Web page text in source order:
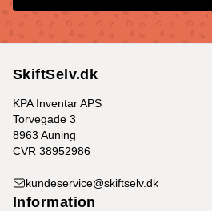
SkiftSelv.dk
KPA Inventar APS
Torvegade 3
8963 Auning
CVR 38952986
kundeservice@skiftselv.dk
Information